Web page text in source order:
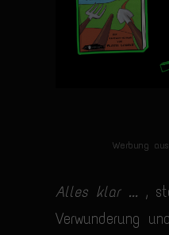
Werbung
Alles klar ... ,
Verwunderung